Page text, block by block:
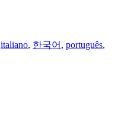
italiano, 한국어 , português,